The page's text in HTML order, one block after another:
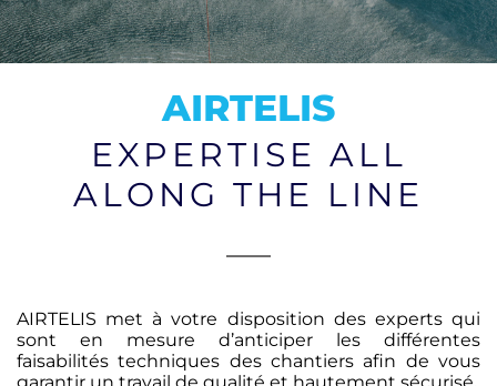
CONTACT
AIRTELIS
EXPERTISE ALL
ALONG THE LINE
AIRTELIS met à votre disposition des experts qui
sont en mesure d’anticiper les différentes
faisabilités techniques des chantiers afin de vous